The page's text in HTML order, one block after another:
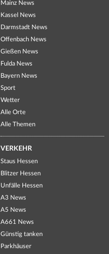
Mainz News
Kassel News
Darmstadt News
Offenbach News
Gießen News
Fulda News
Bayern News
Sport
Wetter
Alle Orte
Alle Themen
VERKEHR
Staus Hessen
Blitzer Hessen
Unfälle Hessen
A3 News
A5 News
A661 News
Günstig tanken
Parkhäuser